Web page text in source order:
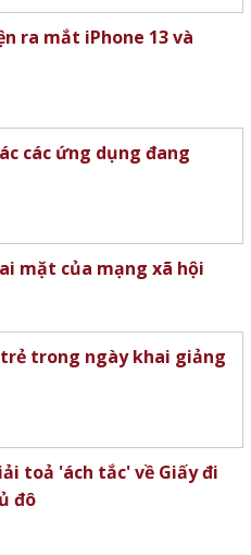
ra mắt iPhone 13 và
các ứng dụng đang
mặt của mạng xã hội
trong ngày khai giảng
toả 'ách tắc' về Giấy đi
đô